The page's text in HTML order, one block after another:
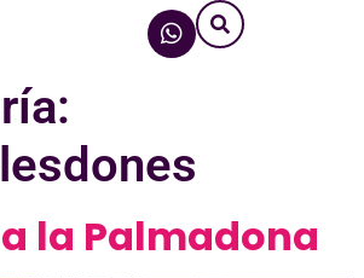
la Palmadona